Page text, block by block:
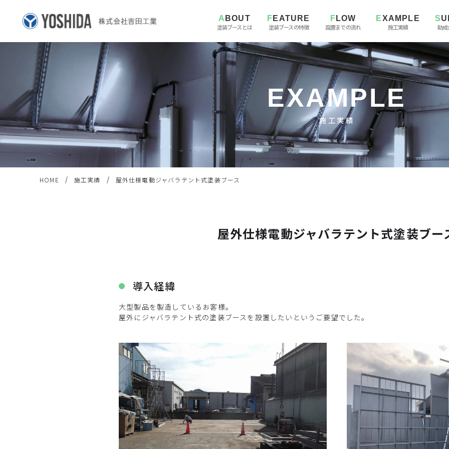
ABOUT
塗装ブースとは
FEATURE
塗装ブースの特徴
FLOW
設置までの流れ
EXAMPLE
施工実績 助
EXAMPLE
施工実績
HOME 施工実績 屋外仕様電動ジャバラテント式塗装ブース
屋外仕様電動ジャバラテント式塗装ブー
導入経緯
大型製品を製造しているお客様。
屋外にジャバラテント式の塗装ブースを設置したいというご要望でした。